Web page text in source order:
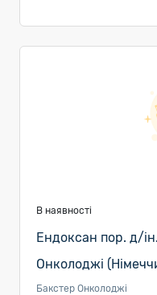
В наявності
Ендоксан пор. д/
Онколоджі
Бакстер Онколоджі